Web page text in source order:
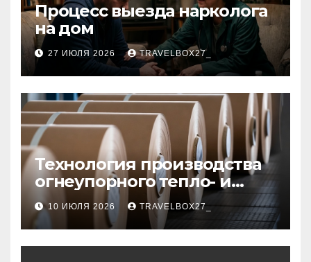
Процесс выезда нарколога
на дом
27 ИЮЛЯ 2026 TRAVELBOX27_
Технология производства
огнеупорного тепло- и
звукоизоляционного
картона из
муллитокремнеземистого
волокна
10 ИЮЛЯ 2026 TRAVELBOX27_